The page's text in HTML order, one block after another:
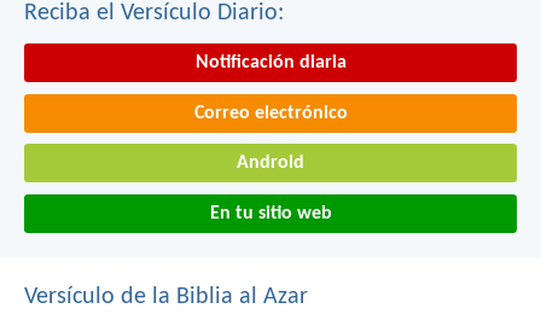
Reciba el Versículo Diario:
Notificación diaria
Correo electrónico
Android
En tu sitio web
Versículo de la Biblia al Azar